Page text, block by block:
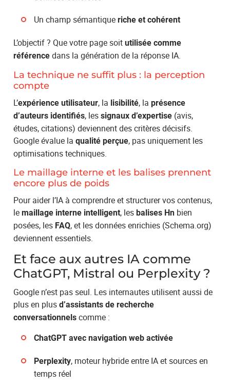
Un champ sémantiqueriche et cohérent
L’objectif ? Que votre page soitutilisée comme
référence dans la génération de la réponse IA.
La technique ne suffit plus : la perception
compte
L’expérience utilisateur, la lisibilité, laprésence
d’auteurs identifiés, lessignaux d’expertise (avis,
études, citations) deviennent des critères décisifs.
Google évalue laqualité perçue, pas uniquement les
optimisations techniques.
Le maillage interne et les balises prennent
encore plus de poids
Pour aider l’IA à comprendre et structurer vos contenus,
lemaillage interne intelligent, lesbalises Hn bien
posées, les FAQ, et les données enrichies (Schema.org)
deviennent essentiels.
Et face aux autres IA comme
ChatGPT, Mistral ou Perplexity ?
Google n’est pas seul. Les internautes utilisent aussi de
plus en plusd’assistants de recherche
conversationnels comme :
ChatGPT avec navigation web activée
Perplexity, moteur hybride entre IA et sources en
temps réel